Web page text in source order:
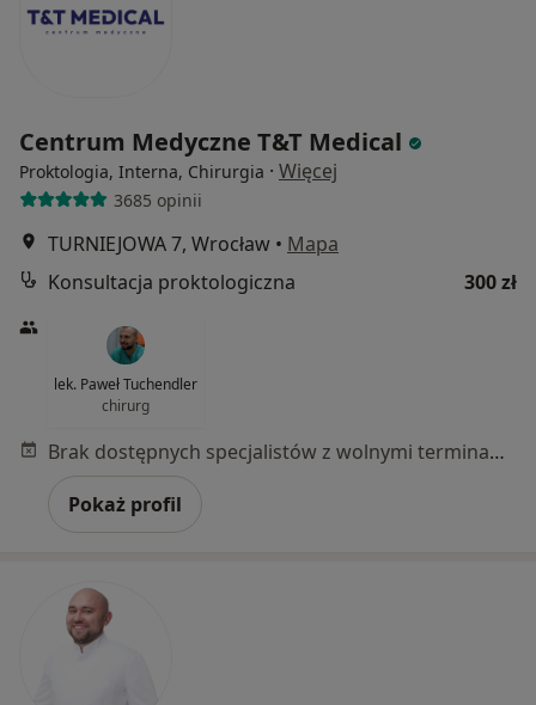
Centrum Medyczne T&T Medical
Proktologia, Interna, Chirurgia · Więcej
3685 opinii
TURNIEJOWA 7, Wrocław • Mapa
Konsultacja proktologiczna
300 zł
lek. Paweł Tuchendler
chirurg
Brak dostępnych specjalistów z wolnymi terminami w tym centrum medycznym.
Pokaż profil